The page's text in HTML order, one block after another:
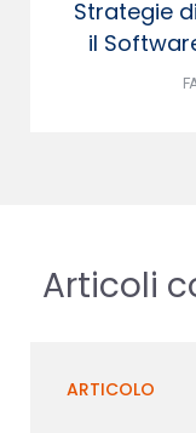
Strategie
il
Articoli
ARTICOLO